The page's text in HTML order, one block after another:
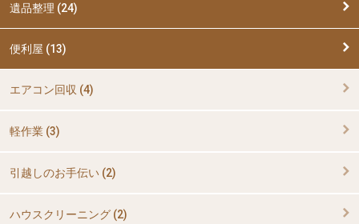
遺品整理 (24)
便利屋 (13)
エアコン回収 (4)
軽作業 (3)
引越しのお手伝い (2)
ハウスクリーニング (2)